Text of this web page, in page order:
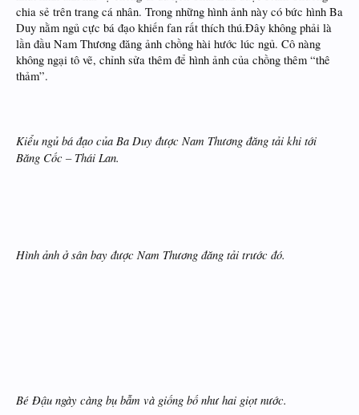
chia sẻ trên trang cá nhân. Trong những hình ảnh này có bức hình Ba
Duy nằm ngủ cực bá đạo khiến fan rất thích thú.Đây không phải là
lần đầu Nam Thương đăng ảnh chồng hài hước lúc ngủ. Cô nàng
không ngại tô vẽ, chỉnh sửa thêm để hình ảnh của chồng thêm “thê
thảm”.
Kiểu ngủ bá đạo của Ba Duy được Nam Thương đăng tải khi tới
Băng Cốc – Thái Lan.
Hình ảnh ở sân bay được Nam Thương đăng tải trước đó.
Bé Đậu ngày càng bụ bẫm và giống bố như hai giọt nước.